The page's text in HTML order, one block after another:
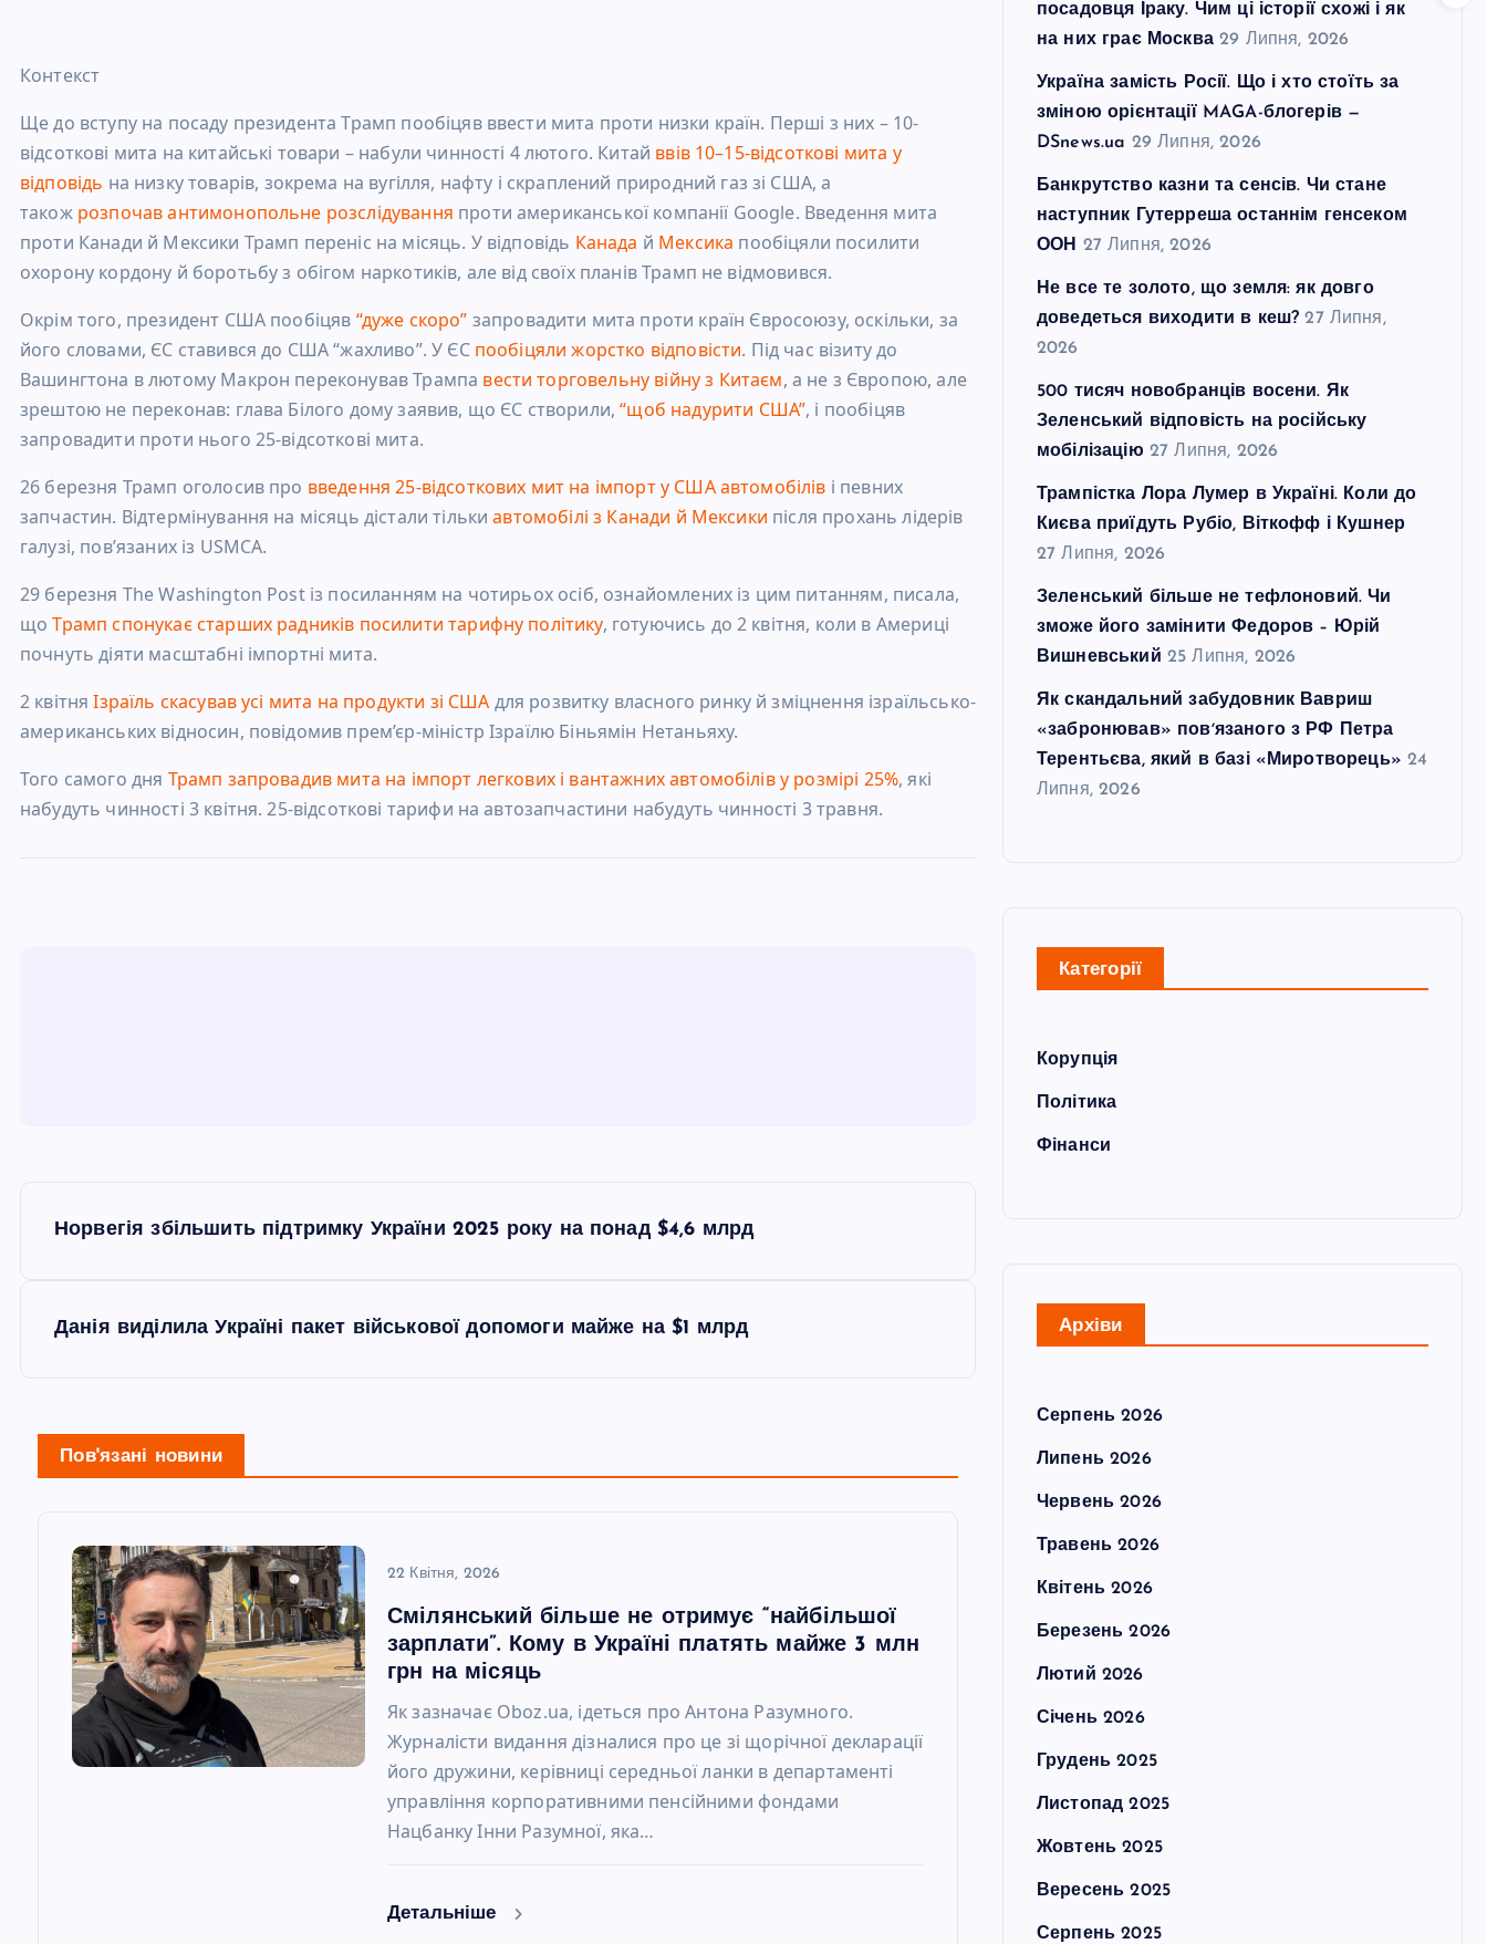
Контекст
Ще до вступу на посаду президента Трамп пообіцяв ввести мита проти низки країн. Перші з них – 10-
відсоткові мита на китайські товари – набули чинності 4 лютого. Китай ввів 10–15-відсоткові мита у
відповідь на низку товарів, зокрема на вугілля, нафту і скраплений природний газ зі США, а
також розпочав антимонопольне розслідування проти американської компанії Google. Введення мита
проти Канади й Мексики Трамп переніс на місяць. У відповідь Канада й Мексика пообіцяли посилити
охорону кордону й боротьбу з обігом наркотиків, але від своїх планів Трамп не відмовився.
Окрім того, президент США пообіцяв “дуже скоро” запровадити мита проти країн Євросоюзу, оскільки, за
його словами, ЄС ставився до США “жахливо”. У ЄС пообіцяли жорстко відповісти. Під час візиту до
Вашингтона в лютому Макрон переконував Трампа вести торговельну війну з Китаєм, а не з Європою, але
зрештою не переконав: глава Білого дому заявив, що ЄС створили,“щоб надурити США”, і пообіцяв
запровадити проти нього 25-відсоткові мита.
26 березня Трамп оголосив про введення 25-відсоткових мит на імпорт у США автомобілів і певних
запчастин. Відтермінування на місяць дістали тількиавтомобілі з Канади й Мексики після прохань лідерів
галузі, пов’язаних із USMCA.
29 березня The Washington Post із посиланням на чотирьох осіб, ознайомлених із цим питанням, писала,
щоТрамп спонукає старших радників посилити тарифну політику, готуючись до 2 квітня, коли в Америці
почнуть діяти масштабні імпортні мита.
2 квітняІзраїль скасував усі мита на продукти зі США для розвитку власного ринку й зміцнення ізраїльсько-
американських відносин, повідомив прем’єр-міністр Ізраїлю Біньямін Нетаньяху.
Того самого дня Трамп запровадив мита на імпорт легкових і вантажних автомобілів у розмірі 25%, які
набудуть чинності 3 квітня. 25-відсоткові тарифи на автозапчастини набудуть чинності 3 травня.
ННорвегія збільшить підтримку України 2025 року на понад $4,6 млрд
Данія виділила Україні пакет військової допомоги майже на $1 млрд
Пов'язані новини
22 Квітня, 2026
Смілянський більше не отримує “найбільшої
зарплати”. Кому в Україні платять майже 3 млн
грн на місяць
Як зазначає Oboz.ua, ідеться про Антона Разумного.
Журналісти видання дізналися про це зі щорічної декларації
його дружини, керівниці середньої ланки в департаменті
управління корпоративними пенсійними фондами
Нацбанку Інни Разумної, яка…
Детальніше
посадовця Іраку. Чим ці історії схожі і як
на них грає Москва 29 Липня, 2026
Україна замість Росії. Що і хто стоїть за
зміною орієнтації MAGA-блогерів —
DSnews.ua 29 Липня, 2026
Банкрутство казни та сенсів. Чи стане
наступник Гутерреша останнім генсеком
ООН 27 Липня, 2026
Не все те золото, що земля: як довго
доведеться виходити в кеш? 27 Липня,
2026
500 тисяч новобранців восени. Як
Зеленський відповість на російську
мобілізацію 27 Липня, 2026
Трампістка Лора Лумер в Україні. Коли до
Києва приїдуть Рубіо, Віткофф і Кушнер
27 Липня, 2026
Зеленський більше не тефлоновий. Чи
зможе його замінити Федоров – Юрій
Вишневський 25 Липня, 2026
Як скандальний забудовник Вавриш
«забронював» повʼязаного з РФ Петра
Терентьєва, який в базі «Миротворець» 24
Липня, 2026
Категорії
Корупція
Політика
Фінанси
Архіви
Серпень 2026
Липень 2026
Червень 2026
Травень 2026
Квітень 2026
Березень 2026
Лютий 2026
Січень 2026
Грудень 2025
Листопад 2025
Жовтень 2025
Вересень 2025
Серпень 2025